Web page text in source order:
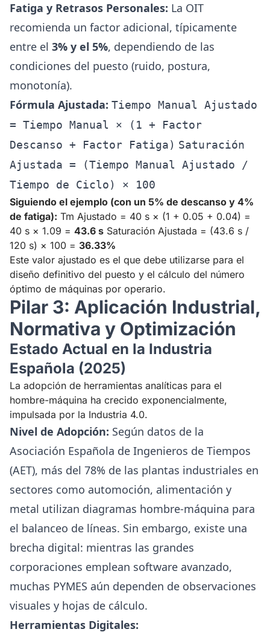
Fatiga y Retrasos Personales: La OIT
recomienda un factor adicional, típicamente
entre el 3% y el 5%, dependiendo de las
condiciones del puesto (ruido, postura,
monotonía).
Fórmula Ajustada: Tiempo Manual Ajustado
= Tiempo Manual × (1 + Factor
Descanso + Factor Fatiga) Saturación
Ajustada = (Tiempo Manual Ajustado /
Tiempo de Ciclo) × 100
Siguiendo el ejemplo (con un 5% de descanso y 4%
de fatiga): Tm Ajustado = 40 s × (1 + 0.05 + 0.04) =
40 s × 1.09 = 43.6 s Saturación Ajustada = (43.6 s /
120 s) × 100 = 36.33%
Este valor ajustado es el que debe utilizarse para el
diseño definitivo del puesto y el cálculo del número
óptimo de máquinas por operario.
Pilar 3: Aplicación Industrial,
Normativa y Optimización
Estado Actual en la Industria
Española (2025)
La adopción de herramientas analíticas para el
hombre-máquina ha crecido exponencialmente,
impulsada por la Industria 4.0.
Nivel de Adopción: Según datos de la
Asociación Española de Ingenieros de Tiempos
(AET), más del 78% de las plantas industriales en
sectores como automoción, alimentación y
metal utilizan diagramas hombre-máquina para
el balanceo de líneas. Sin embargo, existe una
brecha digital: mientras las grandes
corporaciones emplean software avanzado,
muchas PYMES aún dependen de observaciones
visuales y hojas de cálculo.
Herramientas Digitales: